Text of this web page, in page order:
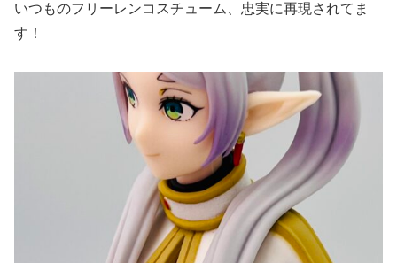
いつものフリーレンコスチューム、忠実に再現されてま
す！